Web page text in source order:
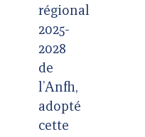
régional
2025-
2028
de
l’Anfh,
adopté
cette